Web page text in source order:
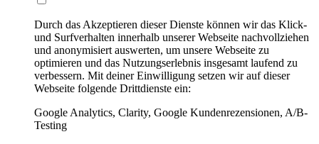
Durch das Akzeptieren dieser Dienste können wir das Klick-
und Surfverhalten innerhalb unserer Webseite nachvollziehen
und anonymisiert auswerten, um unsere Webseite zu
optimieren und das Nutzungserlebnis insgesamt laufend zu
verbessern. Mit deiner Einwilligung setzen wir auf dieser
Webseite folgende Drittdienste ein:
Google Analytics, Clarity, Google Kundenrezensionen, A/B-
Testing